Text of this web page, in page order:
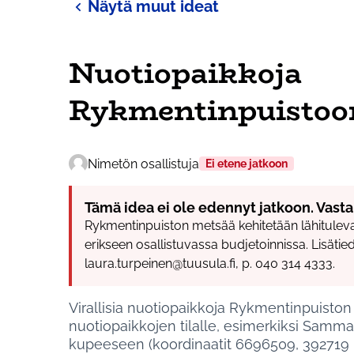
Näytä muut ideat
Nuotiopaikkoja
Nimetön osallistuja Ei etene jatkoon
Tämä idea ei ole edennyt jatkoon.
Rykmentinpuiston metsää kehitetään
erikseen osallistuvassa budjetoinnissa.
laura.turpeinen@tuusula.fi, p. 040 314 4333.
Virallisia nuotiopaikkoja
nuotiopaikkojen tilalle, esimerkiksi
kupeeseen (koordinaatit 6696509,